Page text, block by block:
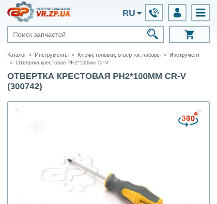
RU
Каталог Инструменты Ключи, головки, отвертки, наборы
Инструмент
Отвертка крестовая РН2*100мм Cr-V
ОТВЕРТКА КРЕСТОВАЯ РН2*100ММ CR-V
(300742)